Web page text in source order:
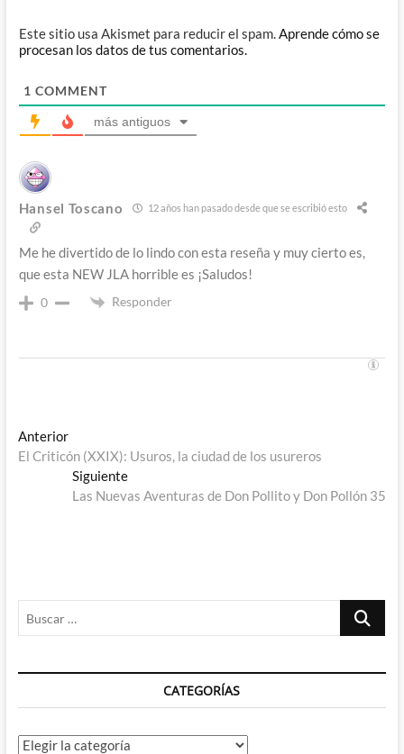
Este sitio usa Akismet para reducir el spam. Aprende cómo se
procesan los datos de tus comentarios.
1 COMMENT
más antiguos
Hansel Toscano 12 años han pasado desde que se escribió esto
Me he divertido de lo lindo con esta reseña y muy cierto es,
que esta NEW JLA horrible es ¡Saludos!
0 Responder
Navegación
de
entradas
AnteriorEntrada
anterior:
El Criticón (XXIX): Usuros, la ciudad de los usureros
SiguienteEntrada
siguiente:
Las Nuevas Aventuras de Don Pollito y Don Pollón 35
Buscar
CATEGORÍAS
Categorías